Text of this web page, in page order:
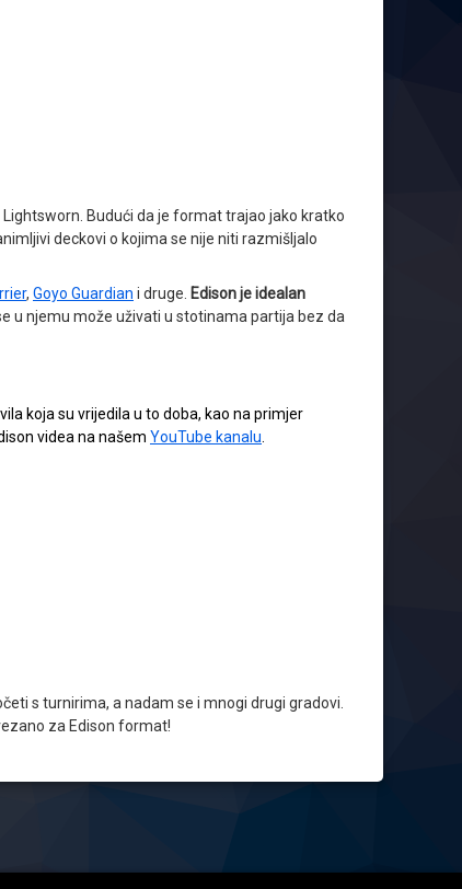
Lightsworn. Budući da je format trajao jako kratko
deckovi o kojima se nije niti razmišljalo
, Goyo Guardian i druge. Edison je idealan
u njemu može uživati u stotinama partija bez da
koja su vrijedila u to doba, kao na primjer
videa na našem YouTube kanalu
s turnirima, a nadam se i mnogi drugi gradovi.
za Edison format!